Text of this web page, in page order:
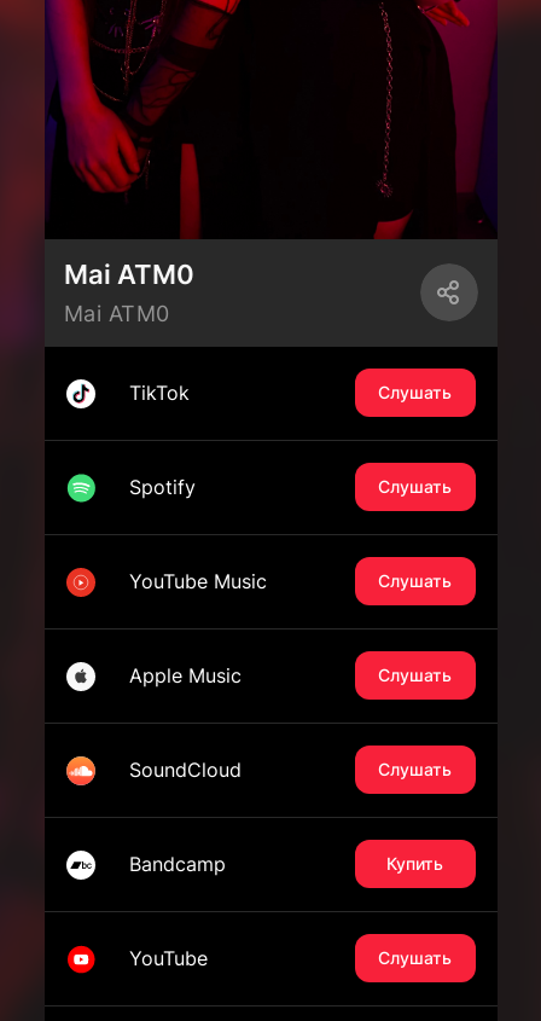
Mai ATM0
Mai ATM0
TikTok Слушать
Spotify Слушать
YouTube Music Слушать
Apple Music Слушать
SoundCloud Слушать
Bandcamp Купить
YouTube Слушать